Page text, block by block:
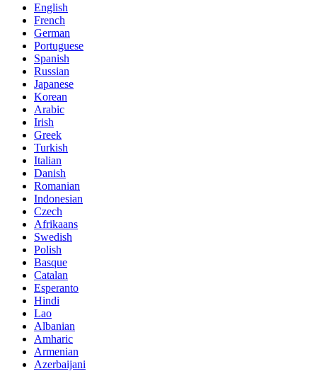
English
French
German
Portuguese
Spanish
Russian
Japanese
Korean
Arabic
Irish
Greek
Turkish
Italian
Danish
Romanian
Indonesian
Czech
Afrikaans
Swedish
Polish
Basque
Catalan
Esperanto
Hindi
Lao
Albanian
Amharic
Armenian
Azerbaijani